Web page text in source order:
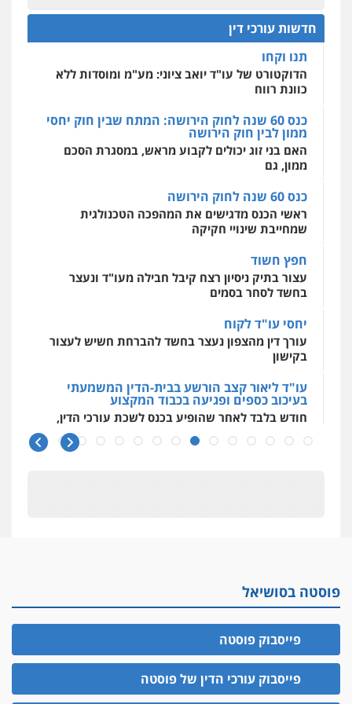
אחסון אתרים
מקצועיים לעורכי דין
מרכז התחלה חדשה
אסירים עבירות מין שירותים מקצועיים
לעורכי דין
חדשות עורכי דין
כנס תביעות ייצוגיות: הדילמה בין זכויות צרכנים
להגנה על עסקים קטנים
תנו וקחו
הדוקטורט של עו"ד יואב ציוני: מע"מ ומוסדות ללא
כוונת רווח
כנס 60 שנה לחוק הירושה: המתח שבין חוק יחסי
ממון לבין חוק הירושה
האם בני זוג יכולים לקבוע מראש, במסגרת הסכם
ממון, גם
כנס 60 שנה לחוק הירושה
ראשי הכנס מדגישים את המהפכה הטכנולגית
שמחייבת שינויי חקיקה
חפץ חשוד
עצור בתיק ניסיון רצח קיבל חבילה מעו"ד ונעצר
בחשד לסחר בסמים
יחסי עו"ד לקוח
עורך דין מהצפון נעצר בחשד להברחת חשיש לעצור
בקישון
עו"ד ליאור קצב הורשע בבית-הדין המשמעתי
בעיכוב כספים ופגיעה בכבוד המקצוע
חודש בלבד לאחר שהופיע בכנס לשכת עורכי הדין,
קצב הורשע
אלה המינויים
הוועדה לבחירת שופטים בחרה 26 שופטים ורשמים
נוספים
ראו הוזהרתם
הפרקליטות מקדמת הפללת עורכי דין "קונסילייריז"
בחוק המאבק בארגוני פשיעה
פוסטה בסושיאל
פייסבוק פוסטה
פייסבוק עורכי הדין של פוסטה